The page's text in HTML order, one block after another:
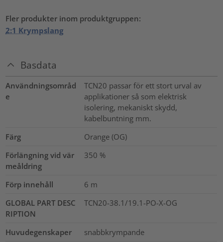
Fler produkter inom produktgruppen:
2:1 Krympslang
Basdata
Användningsområd
e
TCN20 passar för ett stort urval av
applikationer så som elektrisk
isolering, mekaniskt skydd,
kabelbuntning mm.
Färg
Orange (OG)
Förlängning vid vär
meåldring
350 %
Förp innehåll 6 m
GLOBAL PART DESC
RIPTION
TCN20-38.1/19.1-PO-X-OG
Huvudegenskaper
snabbkrympande